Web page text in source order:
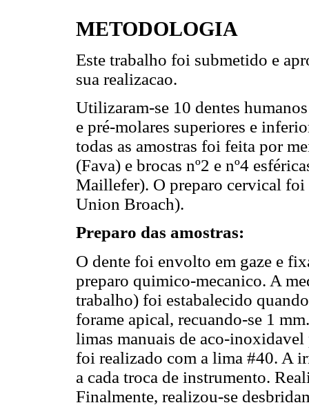
METODOLOGIA
Este trabalho foi submetido e
sua realizacao.
Utilizaram-se 10 dentes
e pré-molares superiores e
todas as amostras foi feita por
(Fava) e brocas nº2 e nº4
Maillefer). O preparo cervical
Union Broach).
Preparo das amostras:
O dente foi envolto em gaze e
preparo quimico-mecanico. A
trabalho) foi estabalecido
forame apical, recuando-se 1
limas manuais de aco-
foi realizado com a lima #40. A
a cada troca de instrumento.
Finalmente, realizou-se